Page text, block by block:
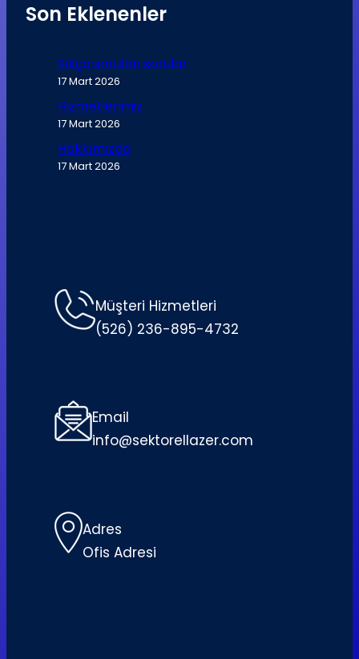
Son Eklenenler
Sıkça sorulan sorular
17 Mart 2026
Hizmetlerimiz
17 Mart 2026
Hakkımızda
17 Mart 2026
Müşteri Hizmetleri
(526) 236-895-4732
Email
info@sektorellazer.com
Adres
Ofis Adresi